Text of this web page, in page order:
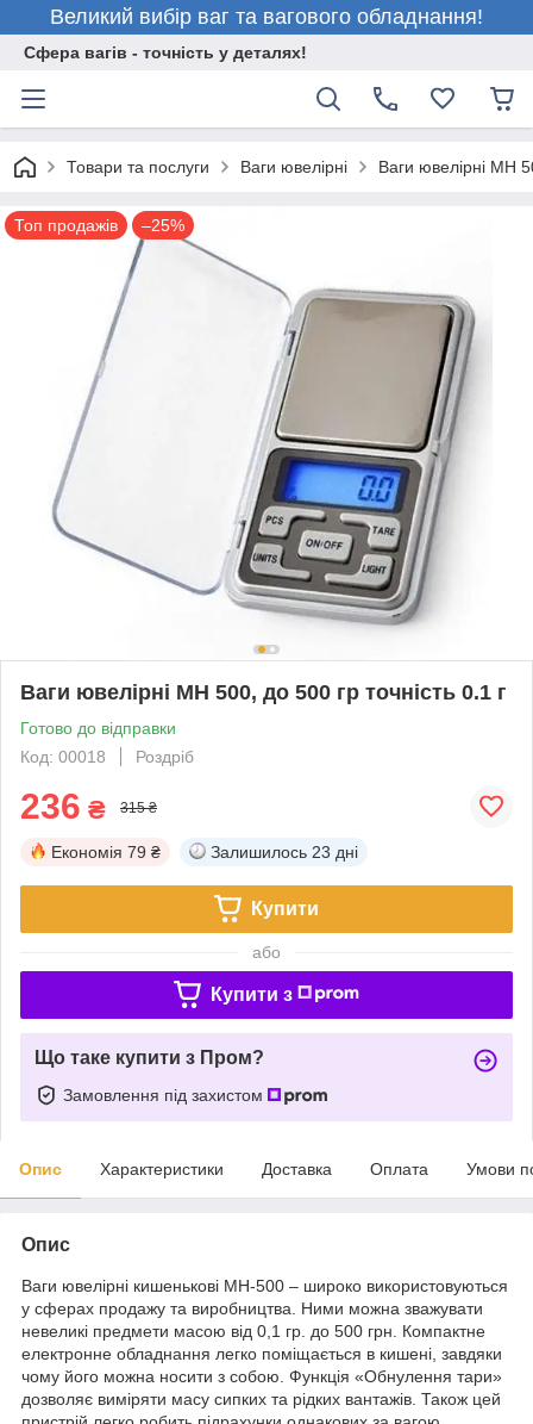
Великий вибір ваг та вагового обладнання!
Сфера вагів - точність у деталях!
Товари та послуги Ваги ювелірні Ваги ювелірні MH
Топ продажів –25%
Ваги ювелірні MH 500, до 500 гр точність 0.1 г
Готово до відправки
Код: 00018
Роздріб
236 ₴ 315 ₴
Економія 79 ₴ Залишилось 23 дні
Купити
або
Купити з
Що таке купити з Пром?
Замовлення під захистом
Опис Характеристики Доставка Оплата Умови
Опис
Ваги ювелірні кишенькові MH-500 – широко використовуються
у сферах продажу та виробництва. Ними можна зважувати
невеликі предмети масою від 0,1 гр. до 500 грн. Компактне
електронне обладнання легко поміщається в кишені, завдяки
чому його можна носити з собою. Функція «Обнулення тари»
дозволяє виміряти масу сипких та рідких вантажів. Також цей